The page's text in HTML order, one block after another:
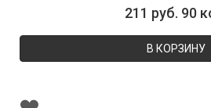
211 руб. 90
В КОРЗИНУ